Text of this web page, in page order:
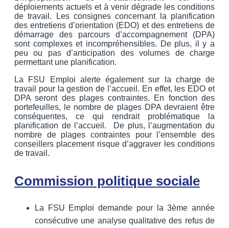
déploiements actuels et à venir dégrade les conditions
de travail. Les consignes concernant la planification
des entretiens d’orientation (EDO) et des entretiens de
démarrage des parcours d’accompagnement (DPA)
sont complexes et incompréhensibles. De plus, il y a
peu ou pas d’anticipation des volumes de charge
permettant une planification.
La FSU Emploi alerte également sur la charge de
travail pour la gestion de l’accueil. En effet, les EDO et
DPA seront des plages contraintes. En fonction des
portefeuilles, le nombre de plages DPA devraient être
conséquentes, ce qui rendrait problématique la
planification de l’accueil. De plus, l’augmentation du
nombre de plages contraintes pour l’ensemble des
conseillers placement risque d’aggraver les conditions
de travail.
Commission politique sociale
La FSU Emploi demande pour la 3ème année
consécutive une analyse qualitative des refus de